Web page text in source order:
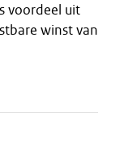
voordeel uit
winst van